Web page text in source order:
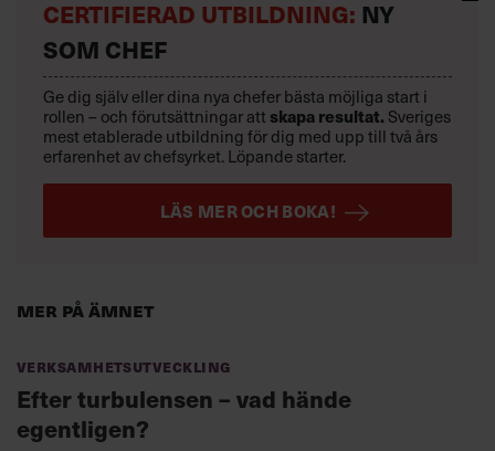
Mer på ämnet
Verksamhetsutveckling
Efter turbulensen – vad hände
egentligen?
CERTIFIERAD UTBILDNING: NY
SOM CHEF
Ge dig själv eller dina nya chefer bästa möjliga start i
rollen – och förutsättningar att skapa resultat. Sveriges
mest etablerade utbildning för dig med upp till två års
erfarenhet av chefsyrket. Löpande starter.
LÄS MER OCH BOKA!